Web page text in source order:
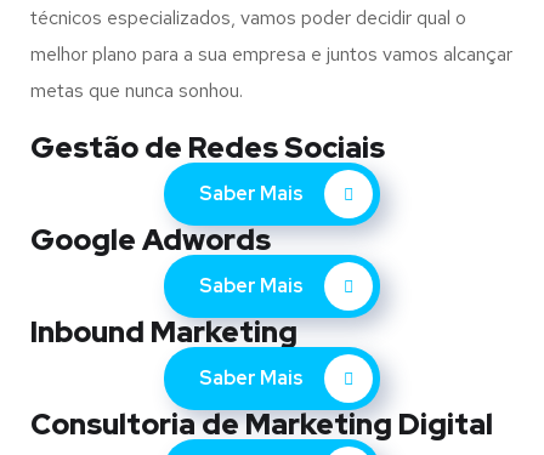
técnicos especializados, vamos poder decidir qual o
melhor plano para a sua empresa e juntos vamos alcançar
metas que nunca sonhou.
Gestão de Redes Sociais
Saber Mais
Google Adwords
Saber Mais
Inbound Marketing
Saber Mais
Consultoria de Marketing Digital